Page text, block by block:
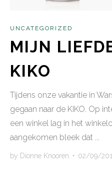
UNCATEGORIZED
MIJN
KIKO
Tijdens onze vakantie in
gegaan naar de KIKO. Op
een winkel lag in het
aangekomen bleek dat ...
by Dionne Knooren • 02/09/